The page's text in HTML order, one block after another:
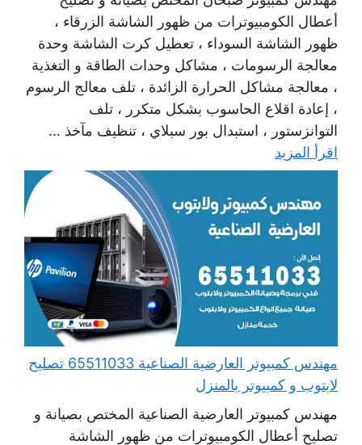
أعطال الكومبيوترات من ظهور الشاشة الزرقاء ،
ظهور الشاشة السوداء ، تعطيل كرت الشاشة وحدة
معالجة الرسومات ، مشاكل وحدات الطاقة و التغذية
، معالجة مشاكل الحرارة الزائدة ، تلف معالج الرسوم
، إعادة اقلاع الحاسوب بشكل متكرر ، تلف
التوانزستور ، استبدال بور سبلاي ، تنظيف مآخذ ...
اقرأ المزيد
مهندس كمبيوتر العارضية الصناعية 65511033 تصليح
لابتوب و كمبيوتر بالمنزل
مهندس كمبيوتر العارضية الصناعية المختص بصيانة و
تصليح أعطال الكومبيوترات من ظهور الشاشة